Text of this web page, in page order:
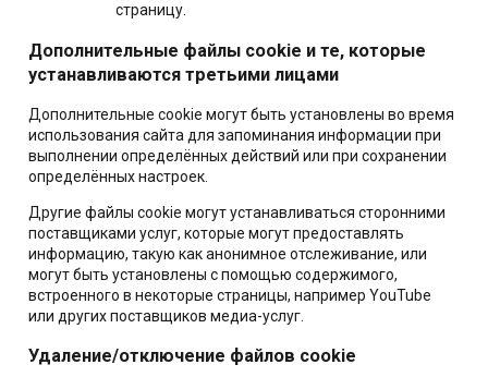
страницу.
Дополнительные файлы cookie и те, которые
устанавливаются третьими лицами
Дополнительные cookie могут быть установлены во время
использования сайта для запоминания информации при
выполнении определённых действий или при сохранении
определённых настроек.
Другие файлы cookie могут устанавливаться сторонними
поставщиками услуг, которые могут предоставлять
информацию, такую как анонимное отслеживание, или
могут быть установлены с помощью содержимого,
встроенного в некоторые страницы, например YouTube
или других поставщиков медиа-услуг.
Удаление/отключение файлов cookie